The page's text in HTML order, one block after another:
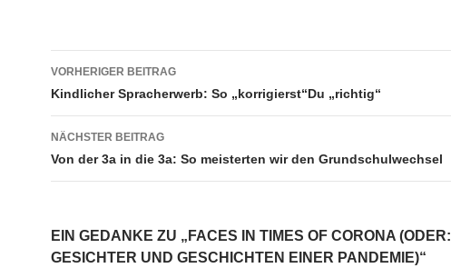
Beitrags-
Navigation
VORHERIGER BEITRAG
Kindlicher Spracherwerb: So „korrigierst“Du „richtig“
NÄCHSTER BEITRAG
Von der 3a in die 3a: So meisterten wir den Grundschulwechsel
EIN GEDANKE ZU „FACES IN TIMES OF CORONA (ODER:
GESICHTER UND GESCHICHTEN EINER PANDEMIE)“